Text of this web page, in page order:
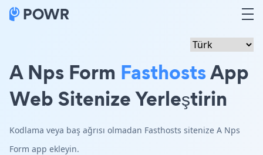
A Nps Form FasthostsApp
Web Sitenize Yerleştirin
Kodlama veya baş ağrısı olmadan Fasthosts sitenize A Nps
Form app ekleyin.